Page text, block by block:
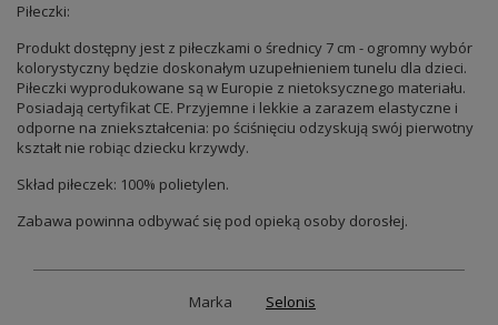
Piłeczki:
Produkt dostępny jest z piłeczkami o średnicy 7 cm - ogromny wybór
kolorystyczny będzie doskonałym uzupełnieniem tunelu dla dzieci.
Piłeczki wyprodukowane są w Europie z nietoksycznego materiału.
Posiadają certyfikat CE. Przyjemne i lekkie a zarazem elastyczne i
odporne na zniekształcenia: po ściśnięciu odzyskują swój pierwotny
kształt nie robiąc dziecku krzywdy.
Skład piłeczek: 100% polietylen.
Zabawa powinna odbywać się pod opieką osoby dorosłej.
Marka
Selonis